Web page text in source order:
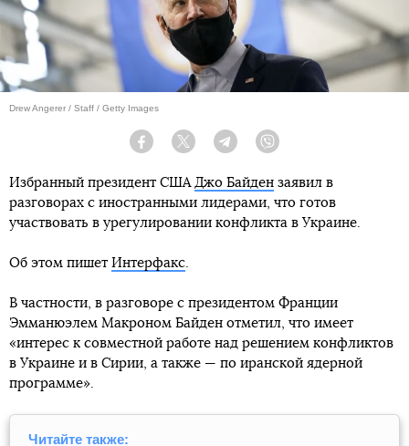
Drew Angerer / Staff / Getty Images
Facebook Twitter Telegram
Избранный президент США Джо Байден заявил в
разговорах с иностранными лидерами, что готов
участвовать в урегулировании конфликта в Украине.
Об этом пишет Интерфакс.
В частности, в разговоре с президентом Франции
Эмманюэлем Макроном Байден отметил, что имеет
«интерес к совместной работе над решением конфликтов
в Украине и в Сирии, а также — по иранской ядерной
программе».
Читайте также: